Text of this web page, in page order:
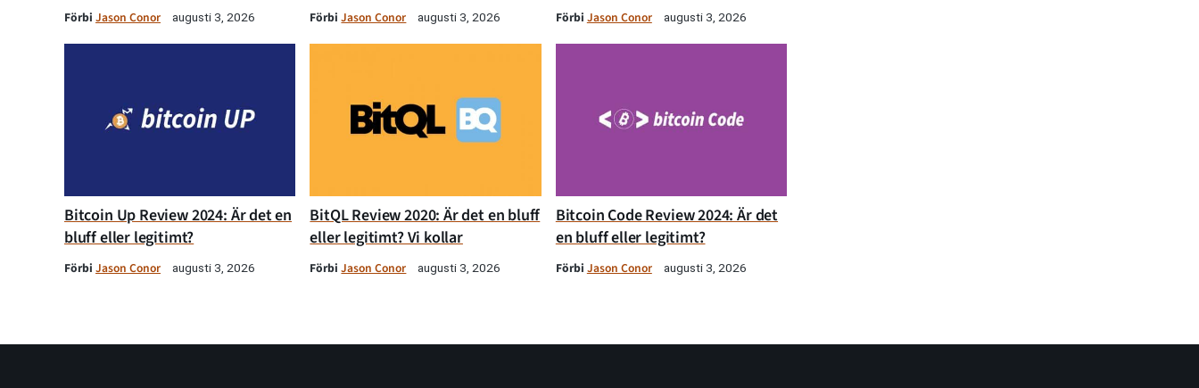
Förbi Jason Conor augusti 3, 2026 FörbiJason Conor augusti 3, 2026 Förbi Jason Conor augusti 3, 2026
Bitcoin Up Review 2024: Är det en
bluff eller legitimt?
Förbi Jason Conor augusti 3, 2026
BitQL Review 2020: Är det en bluff
eller legitimt? Vi kollar
FörbiJason Conor augusti 3, 2026
Bitcoin Code Review 2024: Är det
en bluff eller legitimt?
Förbi Jason Conor augusti 3, 2026